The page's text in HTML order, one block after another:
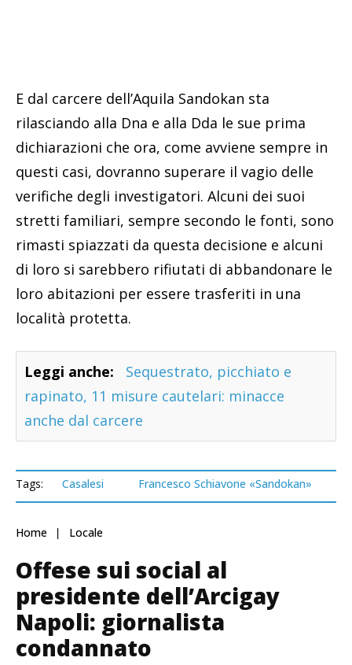
E dal carcere dell’Aquila Sandokan sta
rilasciando alla Dna e alla Dda le sue prima
dichiarazioni che ora, come avviene sempre in
questi casi, dovranno superare il vagio delle
verifiche degli investigatori. Alcuni dei suoi
stretti familiari, sempre secondo le fonti, sono
rimasti spiazzati da questa decisione e alcuni
di loro si sarebbero rifiutati di abbandonare le
loro abitazioni per essere trasferiti in una
località protetta.
Leggi anche:
Sequestrato, picchiato e
rapinato, 11 misure cautelari: minacce
anche dal carcere
Tags: Casalesi Francesco Schiavone «Sandokan»
Home Locale
Offese sui social al
presidente dell’Arcigay
Napoli: giornalista
condannato